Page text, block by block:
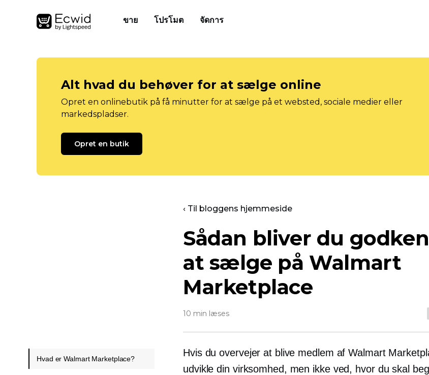
ขาย โปรโมต จัดการ
Alt hvad du behøver for at sælge online
Opret en onlinebutik på få minutter for at sælge på et websted, sociale medier eller
markedspladser.
Opret en butik
‹ Til bloggens hjemmeside
Sådan bliver du
at sælge på Walmart
Marketplace
10 min læses
Hvis du overvejer at blive medlem af Walmart
udvikle din virksomhed, men ikke ved, hvor du skal
Hvad er Walmart Marketplace?